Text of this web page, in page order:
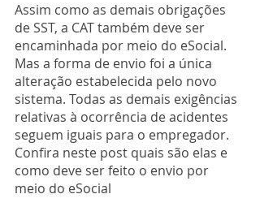
Assim como as demais obrigações
de SST, a CAT também deve ser
encaminhada por meio do eSocial.
Mas a forma de envio foi a única
alteração estabelecida pelo novo
sistema. Todas as demais exigências
relativas à ocorrência de acidentes
seguem iguais para o empregador.
Confira neste post quais são elas e
como deve ser feito o envio por
meio do eSocial